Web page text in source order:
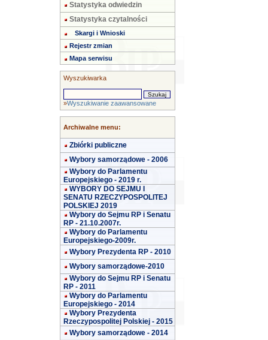
Statystyka odwiedzin
Statystyka czytalności
Skargi i Wnioski
Rejestr zmian
Mapa serwisu
Wyszukiwarka
»Wyszukiwanie zaawansowane
Archiwalne menu:
Zbiórki publiczne
Wybory samorządowe - 2006
Wybory do Parlamentu
Europejskiego - 2019 r.
WYBORY DO SEJMU I
SENATU RZECZYPOSPOLITEJ
POLSKIEJ 2019
Wybory do Sejmu RP i Senatu
RP - 21.10.2007r.
Wybory do Parlamentu
Europejskiego-2009r.
Wybory Prezydenta RP - 2010
Wybory samorządowe-2010
Wybory do Sejmu RP i Senatu
RP - 2011
Wybory do Parlamentu
Europejskiego - 2014
Wybory Prezydenta
Rzeczypospolitej Polskiej - 2015
Wybory samorządowe - 2014